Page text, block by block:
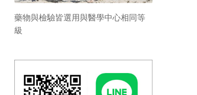
藥物與檢驗皆選用與醫學中心相同等
級